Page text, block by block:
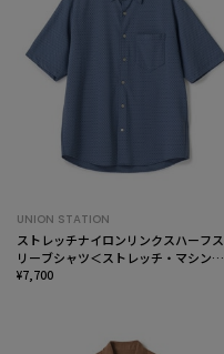
UNION STATION
ストレッチナイロンリンクスハーフス
リーブシャツ＜ストレッチ・マシンウ
ォッシャブル・接触冷感＞
¥7,700